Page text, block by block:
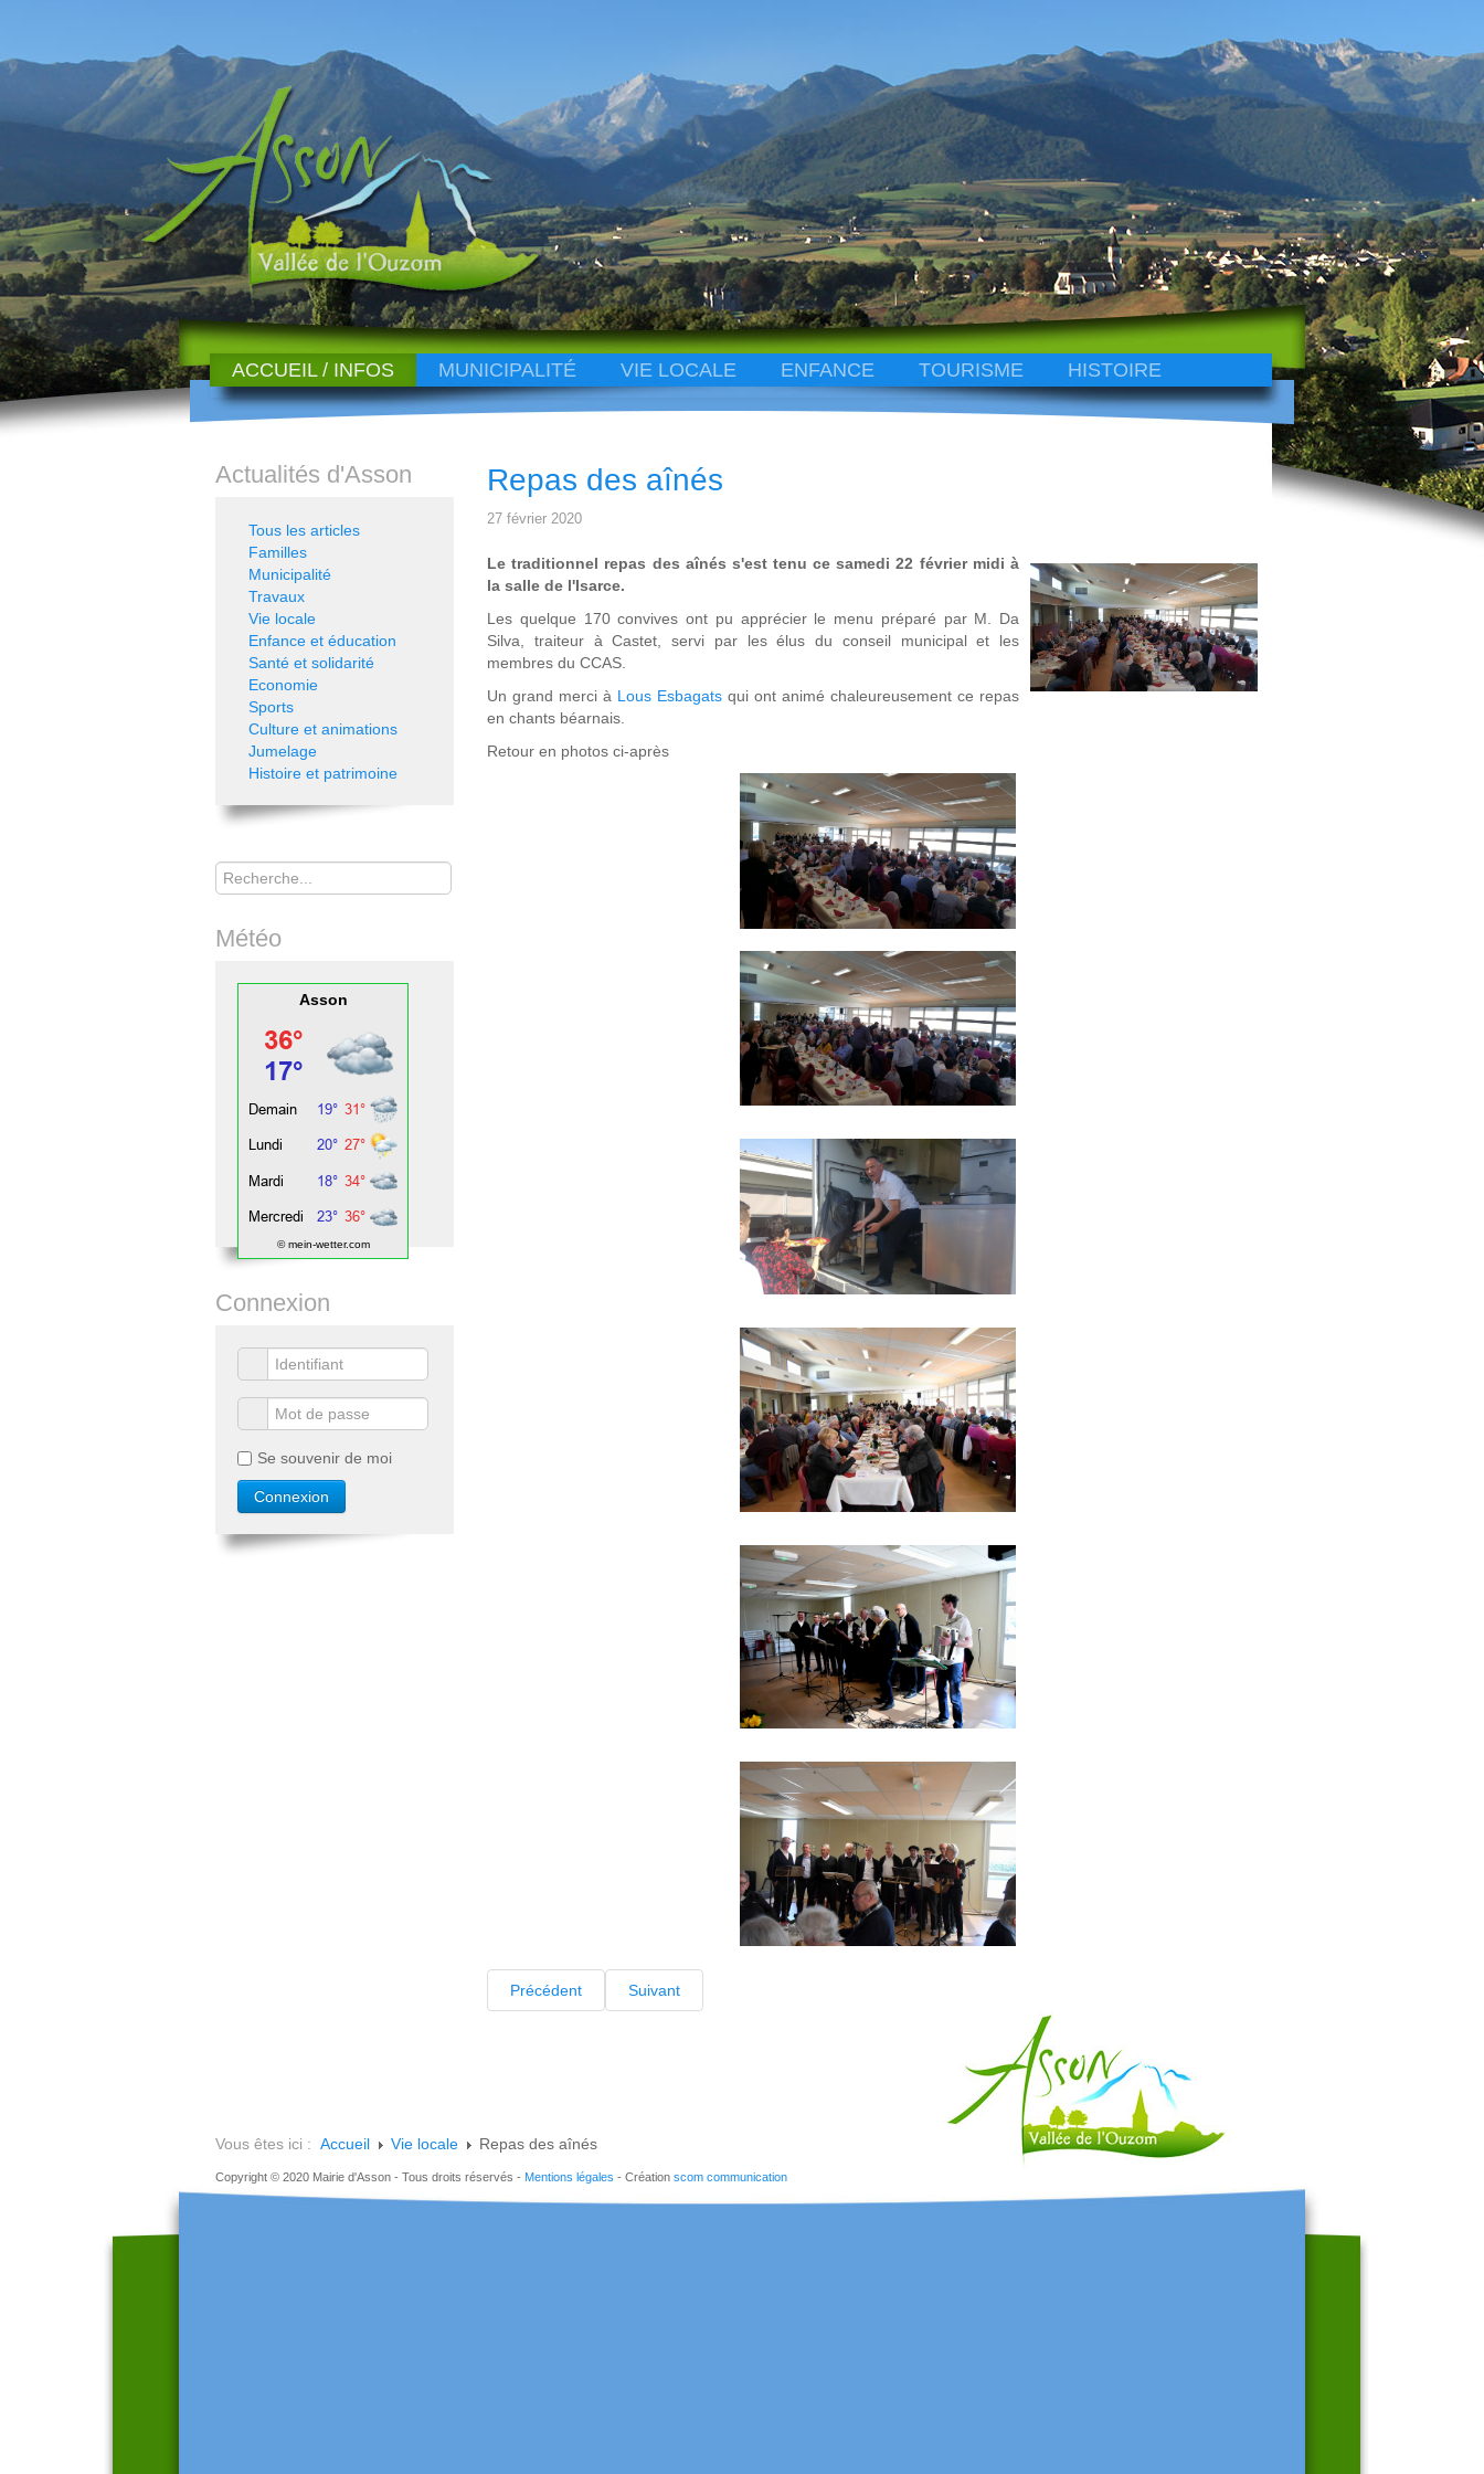
ACCUEIL / INFOS MUNICIPALITÉ VIE LOCALE ENFANCE TOURISME HISTOIRE
Repas des aînés
27 février 2020
Le traditionnel repas des aînés s'est tenu ce samedi 22 février midi à
la salle de l'Isarce.
Les quelque 170 convives ont pu apprécier le menu préparé par M. Da
Silva, traiteur à Castet, servi par les élus du conseil municipal et les
membres du CCAS.
Un grand merci à Lous Esbagats qui ont animé chaleureusement ce repas
en chants béarnais.
Retour en photos ci-après
Précédent Suivant
Actualités d'Asson
Tous les articles
Familles
Municipalité
Travaux
Vie locale
Enfance et éducation
Santé et solidarité
Economie
Sports
Culture et animations
Jumelage
Histoire et patrimoine
Rechercher
Météo
Asson
© mein-wetter.com
Connexion
Se souvenir de moi
Vous êtes ici : Accueil Vie locale Repas des aînés
Copyright © 2020 Mairie d'Asson - Tous droits réservés - Mentions légales - Création scom communication